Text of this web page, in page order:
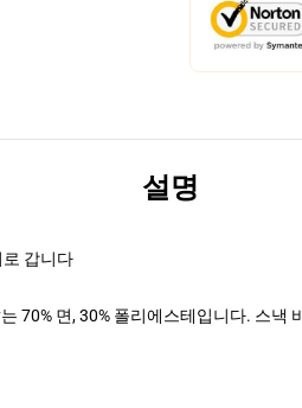
설명
갑니다
70% 면, 30% 폴리에스테입니다. 스낵